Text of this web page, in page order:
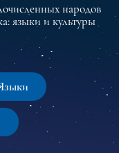
народов
языки и культуры